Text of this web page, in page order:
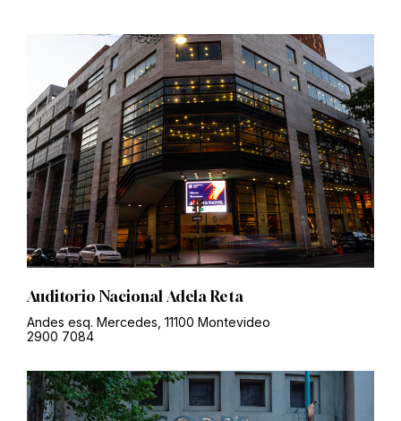
Auditorio Nacional Adela Reta
Andes esq. Mercedes, 11100 Montevideo
2900 7084